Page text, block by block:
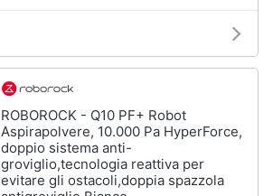
ROBOROCK - Q10 PF+ Robot
Aspirapolvere, 10.000 Pa HyperForce,
doppio sistema anti-
groviglio,tecnologia reattiva per
evitare gli ostacoli,doppia spazzola